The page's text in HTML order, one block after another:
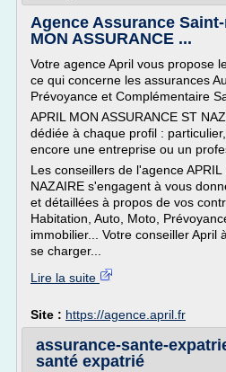
Agence Assurance
MON ASSURANCE ...
Votre agence April vous propose
ce qui concerne les assurances
Prévoyance et Complémentaire
APRIL MON ASSURANCE ST
dédiée à chaque profil :
encore une entreprise ou un
Les conseillers de l'agence APRIL
NAZAIRE s'engagent à vous
et détaillées à propos de vos
Habitation, Auto, Moto,
immobilier... Votre conseiller April
se charger...
Lire la suite
Site : https://agence.april.fr
assurance-sante-
santé expatrié